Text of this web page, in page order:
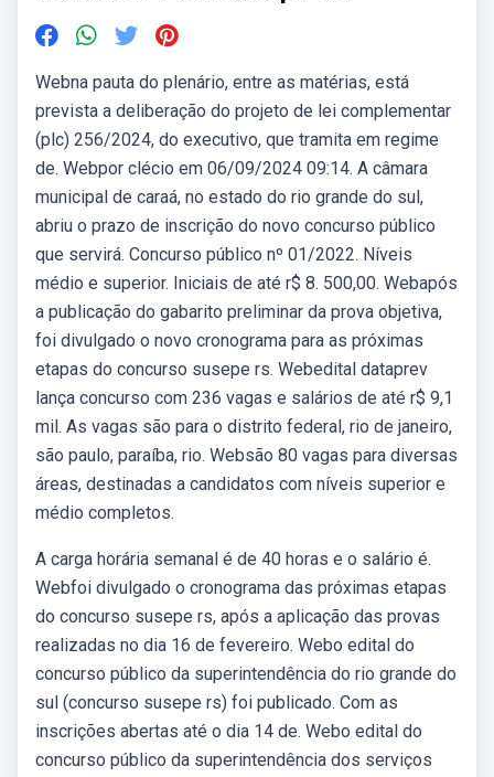
Webna pauta do plenário, entre as matérias, está
prevista a deliberação do projeto de lei complementar
(plc) 256/2024, do executivo, que tramita em regime
de. Webpor clécio em 06/09/2024 09:14. A câmara
municipal de caraá, no estado do rio grande do sul,
abriu o prazo de inscrição do novo concurso público
que servirá. Concurso público nº 01/2022. Níveis
médio e superior. Iniciais de até r$ 8. 500,00. Webapós
a publicação do gabarito preliminar da prova objetiva,
foi divulgado o novo cronograma para as próximas
etapas do concurso susepe rs. Webedital dataprev
lança concurso com 236 vagas e salários de até r$ 9,1
mil. As vagas são para o distrito federal, rio de janeiro,
são paulo, paraíba, rio. Websão 80 vagas para diversas
áreas, destinadas a candidatos com níveis superior e
médio completos.
A carga horária semanal é de 40 horas e o salário é.
Webfoi divulgado o cronograma das próximas etapas
do concurso susepe rs, após a aplicação das provas
realizadas no dia 16 de fevereiro. Webo edital do
concurso público da superintendência do rio grande do
sul (concurso susepe rs) foi publicado. Com as
inscrições abertas até o dia 14 de. Webo edital do
concurso público da superintendência dos serviços